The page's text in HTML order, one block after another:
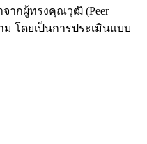
ากผู้ทรงคุณวุฒิ (Peer
โดยเป็นการประเมินแบบ